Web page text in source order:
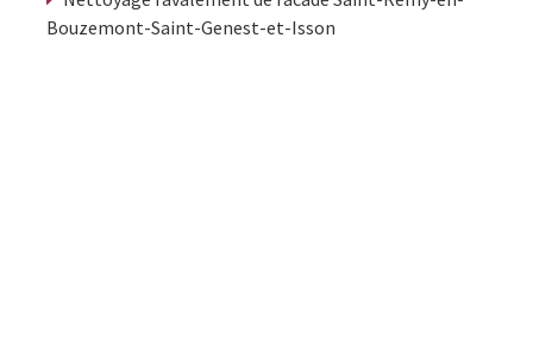
Bouzemont-Saint-Genest-et-Isson